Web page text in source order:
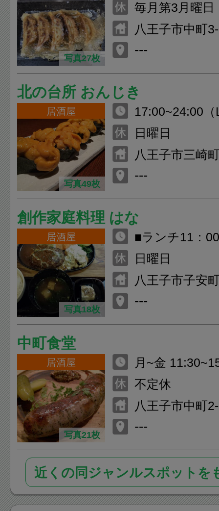
写真27枚
毎月第3月曜日
八王子市中町
---
北の台所 おんじき
居酒屋
写真49枚
17:00~24:00
リンク
日曜日
八王子市三崎
---
創作家庭料理 はな
居酒屋
写真18枚
■ランチ11：
ィナー17:00
日曜日
八王子市子安
---
中町食堂
居酒屋
写真21枚
月~金
1:00 土・日・
不定休
八王子市中町
---
近くの同ジャンルスポットを